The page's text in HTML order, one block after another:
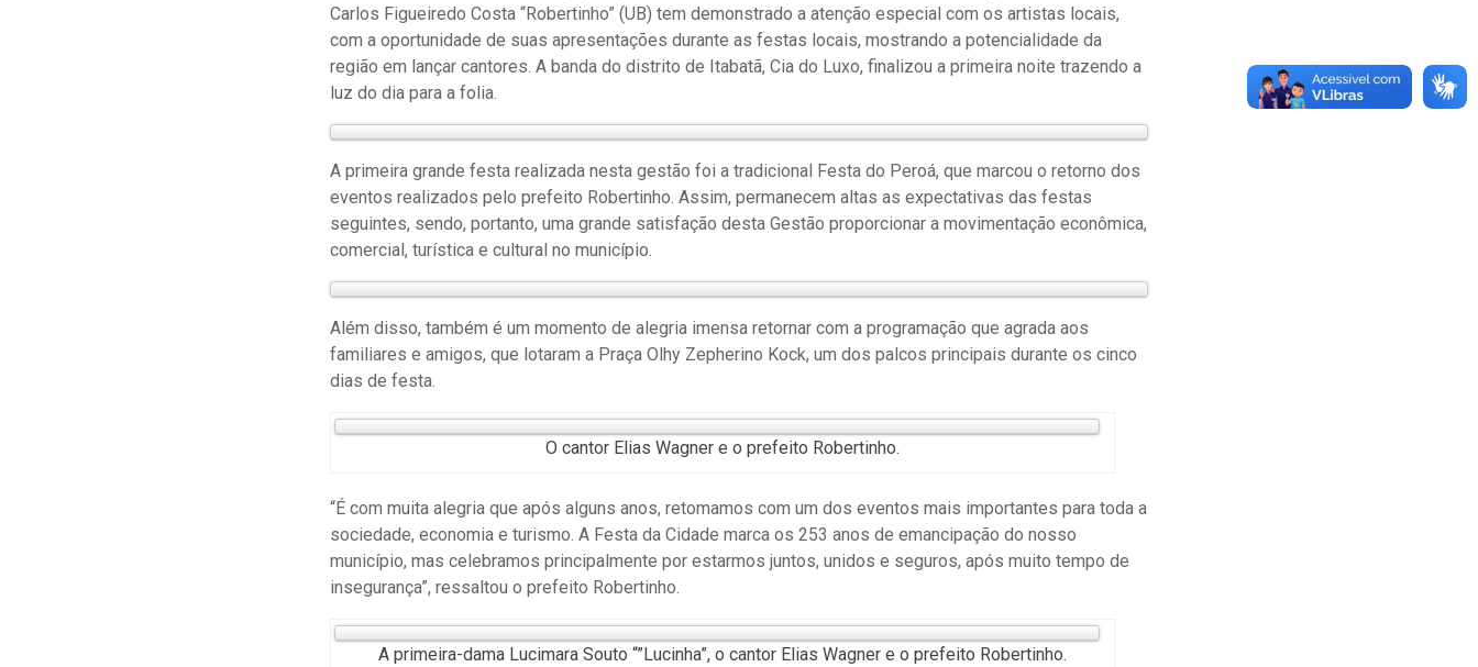
Carlos Figueiredo Costa “Robertinho” (UB) tem demonstrado a atenção especial com os artistas locais,
com a oportunidade de suas apresentações durante as festas locais, mostrando a potencialidade da
região em lançar cantores. A banda do distrito de Itabatã, Cia do Luxo, finalizou a primeira noite trazendo a
luz do dia para a folia.
A primeira grande festa realizada nesta gestão foi a tradicional Festa do Peroá, que marcou o retorno dos
eventos realizados pelo prefeito Robertinho. Assim, permanecem altas as expectativas das festas
seguintes, sendo, portanto, uma grande satisfação desta Gestão proporcionar a movimentação econômica,
comercial, turística e cultural no município.
Além disso, também é um momento de alegria imensa retornar com a programação que agrada aos
familiares e amigos, que lotaram a Praça Olhy Zepherino Kock, um dos palcos principais durante os cinco
dias de festa.
O cantor Elias Wagner e o prefeito Robertinho.
“É com muita alegria que após alguns anos, retomamos com um dos eventos mais importantes para toda a
sociedade, economia e turismo. A Festa da Cidade marca os 253 anos de emancipação do nosso
município, mas celebramos principalmente por estarmos juntos, unidos e seguros, após muito tempo de
insegurança”, ressaltou o prefeito Robertinho.
A primeira-dama Lucimara Souto “”Lucinha”, o cantor Elias Wagner e o prefeito Robertinho.